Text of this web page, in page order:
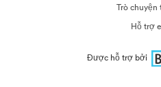
Trò chuyện
Hỗ trợ
Được hỗ trợ bởi